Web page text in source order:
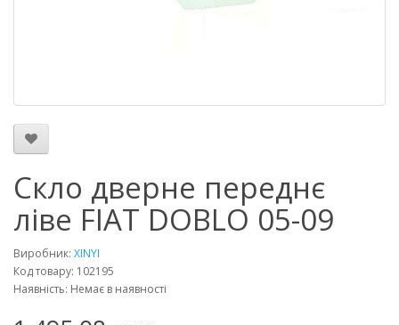
Скло дверне переднє
ліве FIAT DOBLO 05-09
Виробник: XINYI
Код товару: 102195
Наявність: Немає в наявності